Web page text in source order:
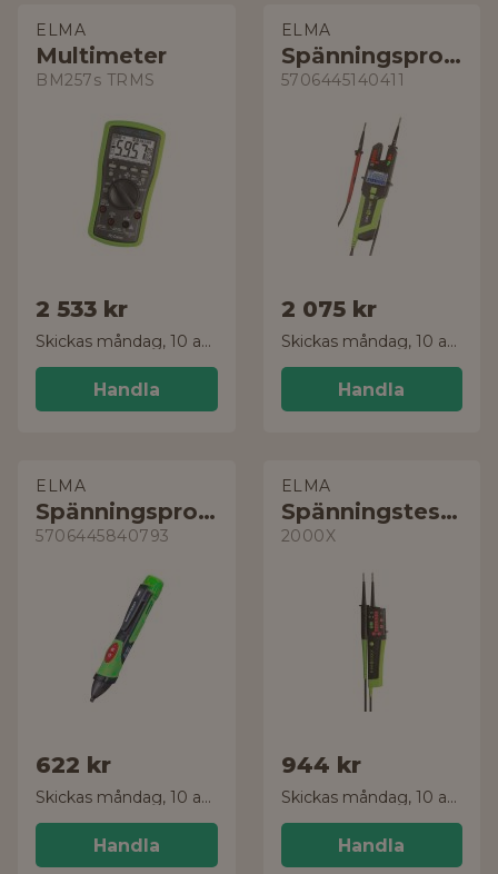
ELMA
Multimeter
BM257s TRMS
2 533 kr
Skickas måndag, 10 aug.
Handla
ELMA
Spänningsprovare
5706445140411
2 075 kr
Skickas måndag, 10 aug.
Handla
ELMA
Spänningsprovare
5706445840793
622 kr
Skickas måndag, 10 aug.
Handla
ELMA
Spänningstestare
2000X
944 kr
Skickas måndag, 10 aug.
Handla